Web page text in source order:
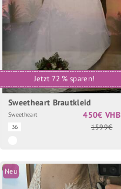
Jetzt 72 % sparen!
Sweetheart Brautkleid
Sweetheart
36
450€ VHB
1599€
Neu